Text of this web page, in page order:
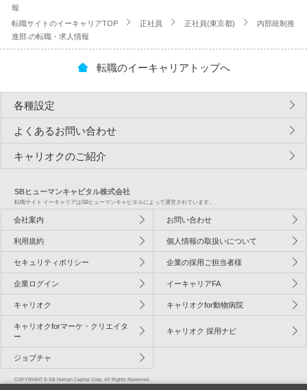
報
転職サイトのイーキャリアTOP
正社員 正社員(東京都)
内部統制推
進部.の転職・求人情報
転職のイーキャリアトップへ
各種設定
よくあるお問い合わせ
キャリオクのご紹介
SBヒューマンキャピタル株式会社
転職サイト イーキャリアはSBヒューマンキャピタルによって運営されています。
会社案内 お問い合わせ
利用規約 個人情報の取扱いについて
セキュリティポリシー 企業の採用ご担当者様
企業ログイン イーキャリアFA
キャリオク キャリオクfor動物病院
キャリオクforマーケ・クリエイタ
ー
キャリオク 採用ナビ
ジョブチャ
COPYRIGHT © SB Human Capital Corp. All Rights Reserved.